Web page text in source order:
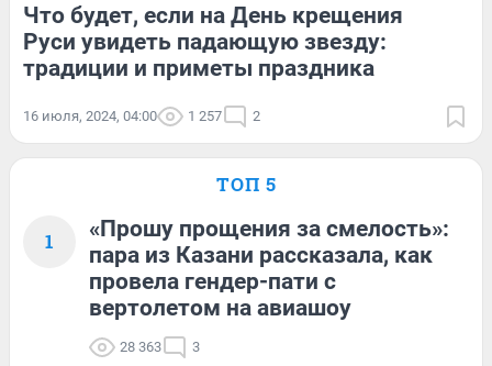
Что будет, если на День крещения
Руси увидеть падающую звезду:
традиции и приметы праздника
16 июля, 2024, 04:00 1 257 2
ТОП 5
1
«Прошу прощения за смелость»:
пара из Казани рассказала, как
провела гендер-пати с
вертолетом на авиашоу
28 363 3